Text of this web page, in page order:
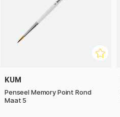
KUM
Penseel Memory Point Rond
Maat 5